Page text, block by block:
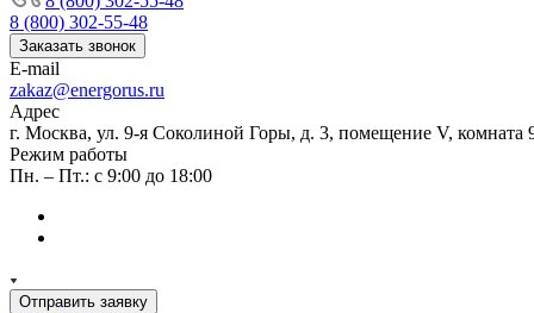
8 (800) 302-55-48
Заказать звонок
E-mail
zakaz@energorus.ru
Адрес
г. Москва, ул. 9-я Соколиной Горы, д. 3, помещение V, комната
Режим работы
Пн. – Пт.: с 9:00 до 18:00
Отправить заявку